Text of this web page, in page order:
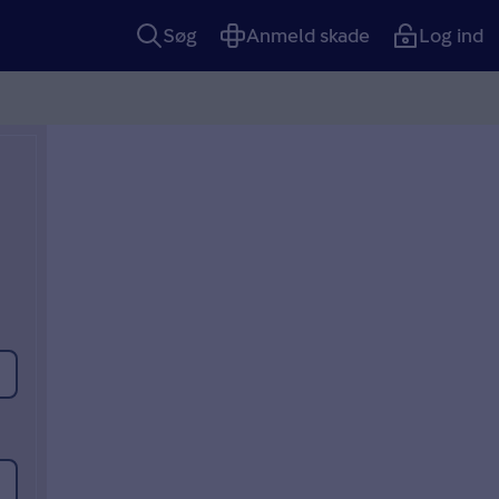
Søg Anmeld skade Log ind